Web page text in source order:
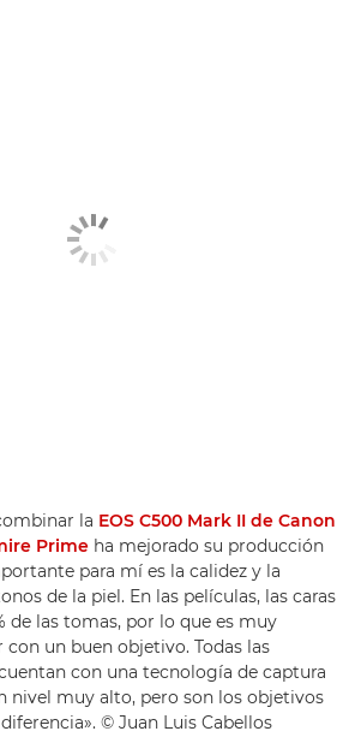
la EOS C500 Mark II de Canon
Prime ha mejorado su producción
para mí es la calidez y la
de la piel. En las películas, las caras
de las tomas, por lo que es muy
un buen objetivo. Todas las
con una tecnología de captura
nivel muy alto, pero son los objetivos
© Juan Luis Cabellos